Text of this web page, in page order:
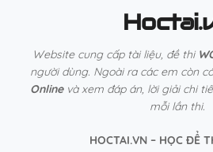
Website cung cấp tài liệu, đề thi
người dùng. Ngoài ra các em còn
Onlinevà xem đáp án, lời giải chi
mỗi lần thi.
HOCTAI.VN – HỌC ĐỂ